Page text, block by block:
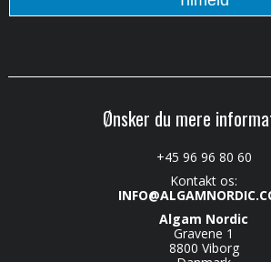
Ønsker du mere
+45 96 96 80 60
Kontakt os:
Algam Nordic
Gravene 1
8800 Viborg